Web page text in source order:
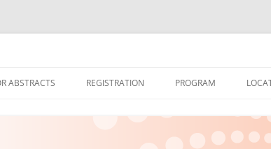
ABSTRACTS REGISTRATION PROGRAM
SOCIAL EVENING